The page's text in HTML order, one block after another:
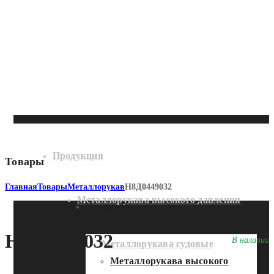
Продукция
Металлорукава высокого давления
Металлорукава судовые
Продукция
Металлорукава высокого
Товары
ГлавнаяТоварыМеталлорукавН8Д0449032
В наличии
Н8Д0449032